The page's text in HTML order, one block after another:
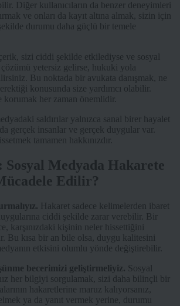
Diğer kullanıcıların da benzer deneyimleri
ve onları da kayıt altına almak, sizin için
durumu daha güçlü bir temele
sizi ciddi şekilde etkilediyse ve sosyal
yetersiz gelirse, hukuki yola
Bu noktada bir avukata danışmak, ne
konusunda size yardımcı olabilir.
korumak her zaman önemlidir.
saldırılar yalnızca sanal birer hayalet
gerçek insanlar ve gerçek duygular var.
tamamen hakkınızdır.
Sosyal Medyada Hakarete
Edilir?
Hakaret sadece kelimelerden ibaret
ciddi şekilde zarar verebilir. Bir
karşınızdaki kişinin neler hissettiğini
Bu kısa bir an bile olsa, duygu kalitesini
etkisini olumlu yönde değiştirebilir.
becerimizi geliştirmeliyiz. Sosyal
her bilgiyi sorgulamak, sizi daha bilinçli bir
hakaretlerine maruz kalıyorsanız,
ya da yanıt vermek yerine, durumu